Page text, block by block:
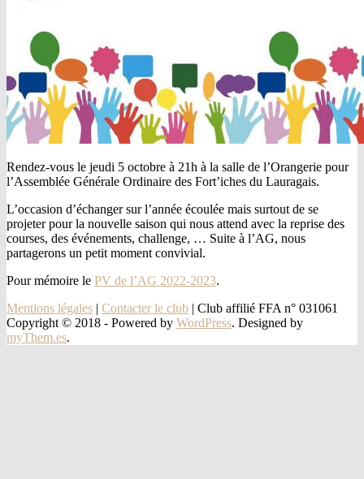
Rendez-vous le jeudi 5 octobre à 21h à la salle de l’Orangerie pour
l’Assemblée Générale Ordinaire des Fort’iches du Lauragais.
L’occasion d’échanger sur l’année écoulée mais surtout de se
projeter pour la nouvelle saison qui nous attend avec la reprise des
courses, des événements, challenge, … Suite à l’AG, nous
partagerons un petit moment convivial.
Pour mémoire le PV de l’AG 2022-2023.
Mentions légales | Contacter le club | Club affilié FFA n° 031061
Copyright © 2018 - Powered by WordPress. Designed by
myThem.es.